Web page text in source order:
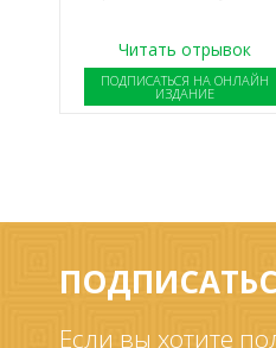
Читать отрывок
ПОДПИСАТЬСЯ НА ОНЛАЙН
ИЗДАНИЕ
Если вы хотите